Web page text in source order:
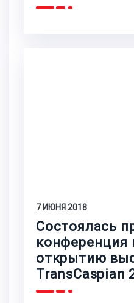
7 ИЮНЯ 2018
Состоялась
конференция
открытию
TransCaspian